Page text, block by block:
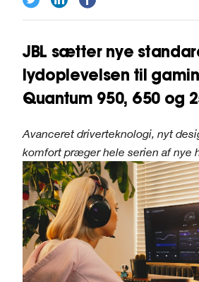
JBL sætter nye
lydoplevelsen til
Quantum 950, 650 og
Avanceret driverteknologi, nyt
komfort præger hele serien af nye